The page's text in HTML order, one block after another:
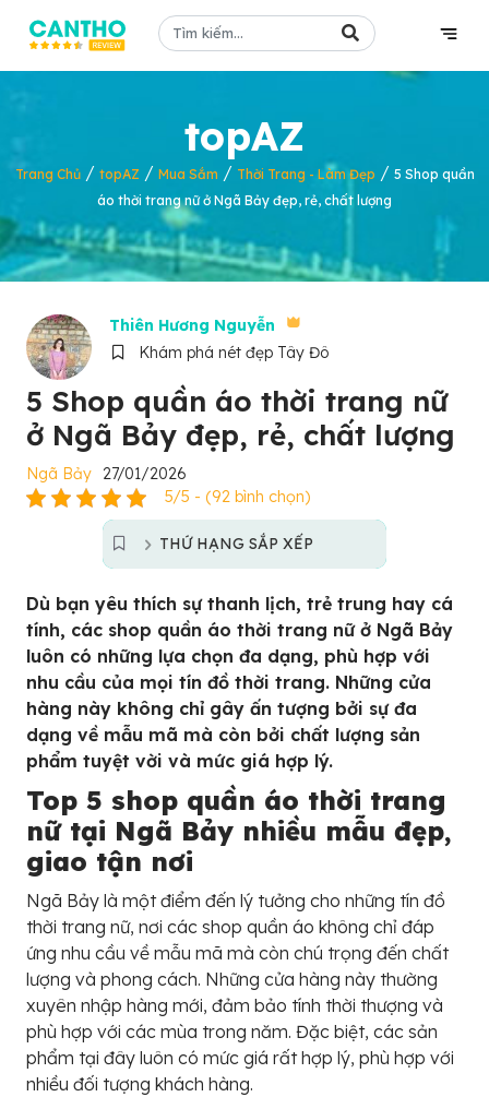
topAZ
Trang Chủ/ topAZ / Mua Sắm / Thời Trang - Làm Đẹp / 5 Shop quần
áo thời trang nữ ở Ngã Bảy đẹp, rẻ, chất lượng
Thiên Hương Nguyễn
Khám phá nét đẹp Tây Đô
5 Shop quần áo thời trang nữ
ở Ngã Bảy đẹp, rẻ, chất lượng
Ngã Bảy
27/01/2026
5/5 - (92 bình chọn)
THỨ HẠNG SẮP XẾP
Dù bạn yêu thích sự thanh lịch, trẻ trung hay cá
tính, các shop quần áo thời trang nữ ở Ngã Bảy
luôn có những lựa chọn đa dạng, phù hợp với
nhu cầu của mọi tín đồ thời trang. Những cửa
hàng này không chỉ gây ấn tượng bởi sự đa
dạng về mẫu mã mà còn bởi chất lượng sản
phẩm tuyệt vời và mức giá hợp lý.
Top 5 shop quần áo thời trang
nữ tại Ngã Bảy nhiều mẫu đẹp,
giao tận nơi
Ngã Bảy là một điểm đến lý tưởng cho những tín đồ
thời trang nữ, nơi các shop quần áo không chỉ đáp
ứng nhu cầu về mẫu mã mà còn chú trọng đến chất
lượng và phong cách. Những cửa hàng này thường
xuyên nhập hàng mới, đảm bảo tính thời thượng và
phù hợp với các mùa trong năm. Đặc biệt, các sản
phẩm tại đây luôn có mức giá rất hợp lý, phù hợp với
nhiều đối tượng khách hàng.